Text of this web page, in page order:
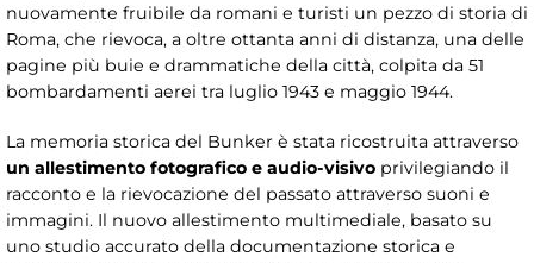
nuovamente fruibile da romani e turisti un pezzo di storia di
Roma, che rievoca, a oltre ottanta anni di distanza, una delle
pagine più buie e drammatiche della città, colpita da 51
bombardamenti aerei tra luglio 1943 e maggio 1944.
La memoria storica del Bunker è stata ricostruita attraverso
un allestimento fotografico e audio-visivo privilegiando il
racconto e la rievocazione del passato attraverso suoni e
immagini. Il nuovo allestimento multimediale, basato su
uno studio accurato della documentazione storica e